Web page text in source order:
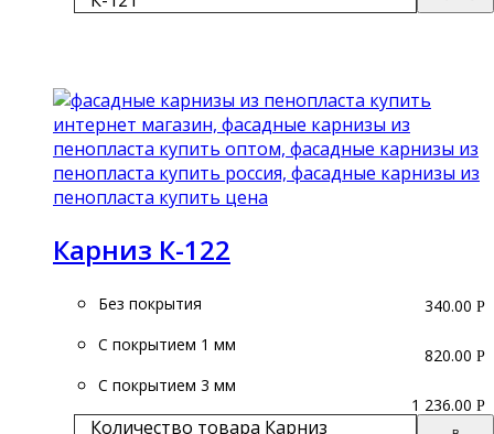
Карниз К-122
Без покрытия
С покрытием 1 мм
С покрытием 3 мм
Количество товара Карниз
340.00 Р
820.00 Р
1 236.00 Р